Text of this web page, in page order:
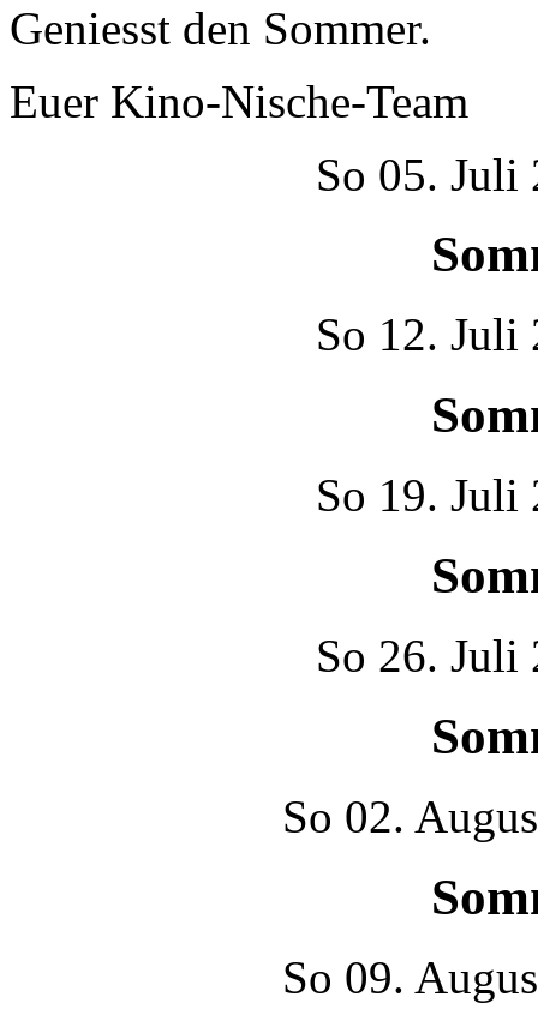
Geniesst den Sommer.
Euer Kino-Nische-Team
So 05. Juli
So 12. Juli
So 19. Juli
So 26. Juli
So 02.
So 09.